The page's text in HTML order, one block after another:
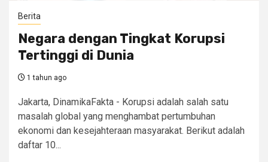
Berita
Negara dengan Tingkat Korupsi
Tertinggi di Dunia
1 tahun ago
Jakarta, DinamikaFakta - Korupsi adalah salah satu
masalah global yang menghambat pertumbuhan
ekonomi dan kesejahteraan masyarakat. Berikut adalah
daftar 10...